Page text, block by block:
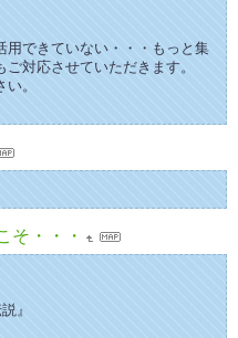
用できていない・・・もっと集
対応させていただきます。
。
そ・・・
』